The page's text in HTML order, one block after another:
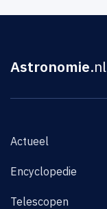
Astronomie.nl
Actueel
Encyclopedie
Telescopen